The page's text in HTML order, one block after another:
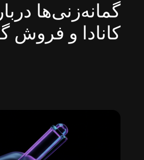
گمانه‌زنی‌ها
کانادا و فروش